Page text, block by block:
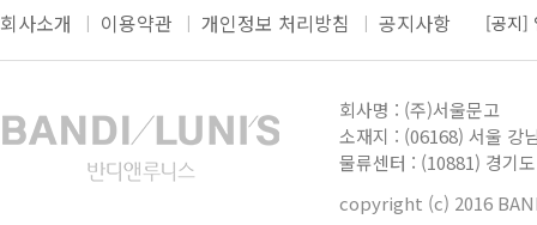
회사소개 이용약관 개인정보 처리방침 공지사항
[공지]
[공지]
[공지]
더보
회사명 : (주)서울문고
소재지 : (06168) 서울 강
물류센터 : (10881) 경기
copyright (c) 2016